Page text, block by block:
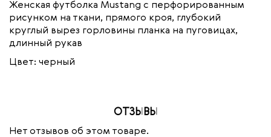
Женская футболка Mustang с перфорированным
рисунком на ткани, прямого кроя, глубокий
круглый вырез горловины планка на пуговицах,
длинный рукав
Цвет: черный
ОТЗЫВЫ
Нет отзывов об этом товаре.